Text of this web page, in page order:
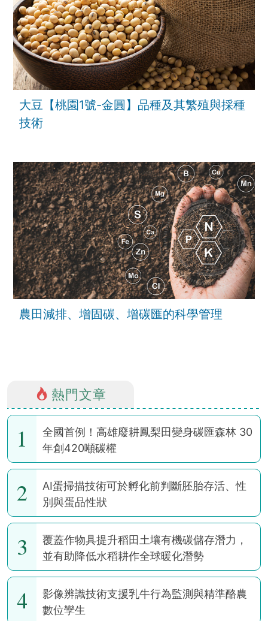
大豆【桃園1號-金圓】品種及其繁殖與採種
技術
農田減排、增固碳、增碳匯的科學管理
熱門文章
1
全國首例！高雄廢耕鳳梨田變身碳匯森林 30
年創420噸碳權
2
AI蛋掃描技術可於孵化前判斷胚胎存活、性
別與蛋品性狀
3
覆蓋作物具提升稻田土壤有機碳儲存潛力，
並有助降低水稻耕作全球暖化潛勢
4
影像辨識技術支援乳牛行為監測與精準酪農
數位孿生